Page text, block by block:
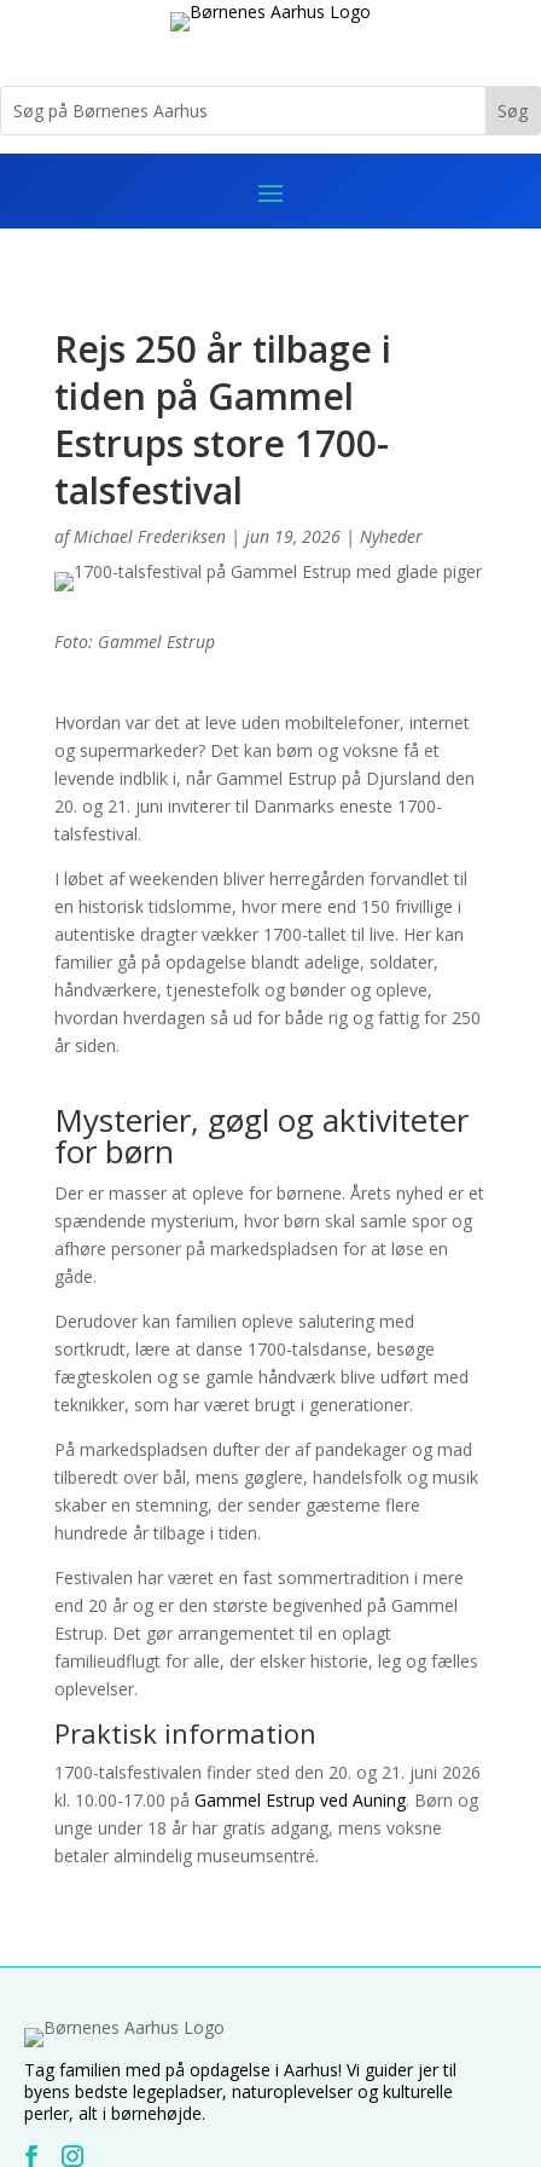
Rejs 250 år tilbage i
tiden på Gammel
Estrups store 1700-
talsfestival
afMichael Frederiksen| jun 19, 2026| Nyheder
Foto: Gammel Estrup
Hvordan var det at leve uden mobiltelefoner, internet
og supermarkeder? Det kan børn og voksne få et
levende indblik i, når Gammel Estrup på Djursland den
20. og 21. juni inviterer til Danmarks eneste 1700-
talsfestival.
I løbet af weekenden bliver herregården forvandlet til
en historisk tidslomme, hvor mere end 150 frivillige i
autentiske dragter vækker 1700-tallet til live. Her kan
familier gå på opdagelse blandt adelige, soldater,
håndværkere, tjenestefolk og bønder og opleve,
hvordan hverdagen så ud for både rig og fattig for 250
år siden.
Mysterier, gøgl og aktiviteter
for børn
Der er masser at opleve for børnene. Årets nyhed er et
spændende mysterium, hvor børn skal samle spor og
afhøre personer på markedspladsen for at løse en
gåde.
Derudover kan familien opleve salutering med
sortkrudt, lære at danse 1700-talsdanse, besøge
fægteskolen og se gamle håndværk blive udført med
teknikker, som har været brugt i generationer.
På markedspladsen dufter der af pandekager og mad
tilberedt over bål, mens gøglere, handelsfolk og musik
skaber en stemning, der sender gæsterne flere
hundrede år tilbage i tiden.
Festivalen har været en fast sommertradition i mere
end 20 år og er den største begivenhed på Gammel
Estrup. Det gør arrangementet til en oplagt
familieudflugt for alle, der elsker historie, leg og fælles
oplevelser.
Praktisk information
1700-talsfestivalen finder sted den 20. og 21. juni 2026
kl. 10.00-17.00 på Gammel Estrup ved Auning. Børn og
unge under 18 år har gratis adgang, mens voksne
betaler almindelig museumsentré.
Tag familien med på opdagelse i Aarhus! Vi guider jer til
byens bedste legepladser, naturoplevelser og kulturelle
perler, alt i børnehøjde.